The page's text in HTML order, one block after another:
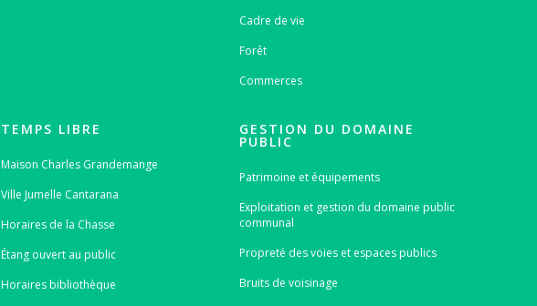
Cadre de vie
Forêt
Commerces
TEMPS LIBRE
Maison Charles Grandemange
Ville Jumelle Cantarana
Horaires de la Chasse
Étang ouvert au public
Horaires bibliothèque
GESTION DU DOMAINE
PUBLIC
Patrimoine et équipements
Exploitation et gestion du domaine public
communal
Propreté des voies et espaces publics
Bruits de voisinage